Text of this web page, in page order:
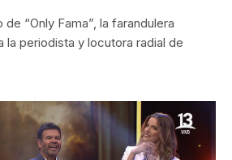
“Only Fama”, la farandulera
la periodista y locutora radial de